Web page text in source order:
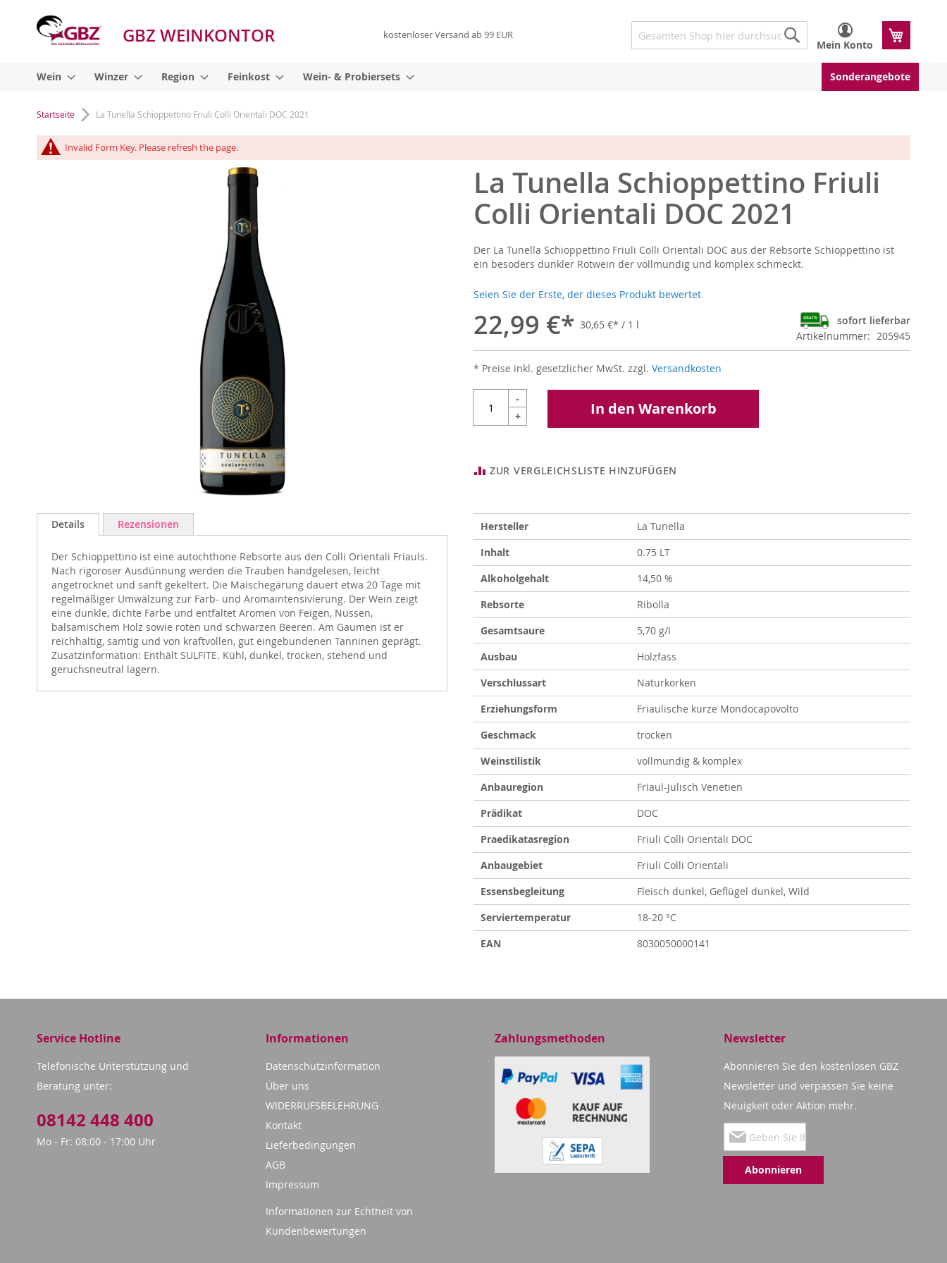
GBZ WEINKONTOR kostenloser Versand ab 99 EUR
Mein Konto
Suche
Wein
Winzer Region Feinkost Wein- & Probiersets Sonderangebote
Startseite La Tunella Schioppettino Friuli Colli Orientali DOC 2021
Invalid Form Key. Please refresh the page.
La Tunella Schioppettino Friuli
Colli Orientali DOC 2021
Der La Tunella Schioppettino Friuli Colli Orientali DOC aus der Rebsorte Schioppettino ist
ein besoders dunkler Rotwein der vollmundig und komplex schmeckt.
Seien Sie der Erste, der dieses Produkt bewertet
22,99 € 30,65 € / 1 l
sofort lieferbar
Artikelnummer
205945
* Preise inkl. gesetzlicher MwSt. zzgl. Versandkosten
-
+
In den Warenkorb
ZUR VERGLEICHSLISTE HINZUFÜGEN
Anfang
springen
Details
Der Schioppettino ist eine autochthone Rebsorte aus den Colli Orientali Friauls.
Nach rigoroser Ausdünnung werden die Trauben handgelesen, leicht
angetrocknet und sanft gekeltert. Die Maischegärung dauert etwa 20 Tage mit
regelmäßiger Umwälzung zur Farb- und Aromaintensivierung. Der Wein zeigt
eine dunkle, dichte Farbe und entfaltet Aromen von Feigen, Nüssen,
balsamischem Holz sowie roten und schwarzen Beeren. Am Gaumen ist er
reichhaltig, samtig und von kraftvollen, gut eingebundenen Tanninen geprägt.
Zusatzinformation: Enthält SULFITE. Kühl, dunkel, trocken, stehend und
geruchsneutral lagern.
Rezensionen
Informationen
Hersteller
La Tunella
Inhalt
0.75 LT
Alkoholgehalt
14,50 %
Rebsorte
Ribolla
Gesamtsaure
5,70 g/l
Ausbau
Holzfass
Verschlussart
Naturkorken
Erziehungsform
Friaulische kurze Mondocapovolto
Geschmack
trocken
Weinstilistik
vollmundig & komplex
Anbauregion
Friaul-Julisch Venetien
Prädikat
DOC
Praedikatasregion
Friuli Colli Orientali DOC
Anbaugebiet
Friuli Colli Orientali
Essensbegleitung
Fleisch dunkel, Geflügel dunkel, Wild
Serviertemperatur
18-20 °C
EAN
8030050000141
Service Hotline
Telefonische Unterstützung und
Beratung unter:
08142 448 400
Mo - Fr: 08:00 - 17:00 Uhr
Informationen
Datenschutzinformation
Über uns
WIDERRUFSBELEHRUNG
Kontakt
Lieferbedingungen
AGB
Impressum
Informationen zur Echtheit von
Kundenbewertungen
Zahlungsmethoden Newsletter
Abonnieren Sie den kostenlosen GBZ
Newsletter und verpassen Sie keine
Neuigkeit oder Aktion mehr.
Melden
Sie
Abonnieren